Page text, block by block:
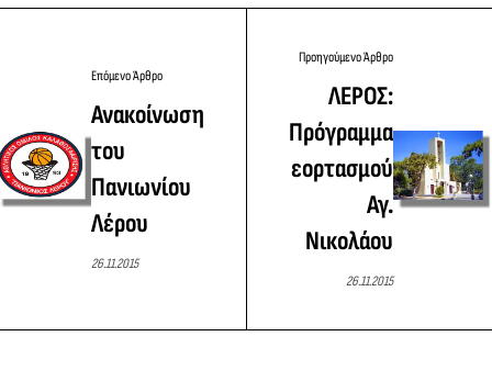
Επόμενο Άρθρο
Ανακοίνωση
του
Πανιωνίου
Λέρου
26.11.2015
Προηγούμενο Άρθρο
ΛΕΡΟΣ:
Πρόγραμμα
εορτασμού
Αγ.
Νικολάου
26.11.2015